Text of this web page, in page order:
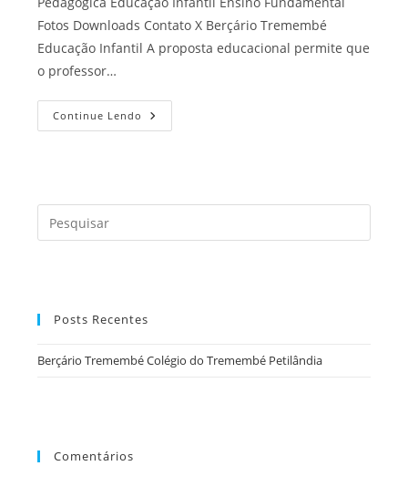
Fotos Downloads Contato X Berçário Tremembé
Educação Infantil A proposta educacional permite que
o professor…
Continue Lendo Berçário
Tremembé
a
Posts Recentes
Berçário Tremembé Colégio do Tremembé Petilândia
Comentários